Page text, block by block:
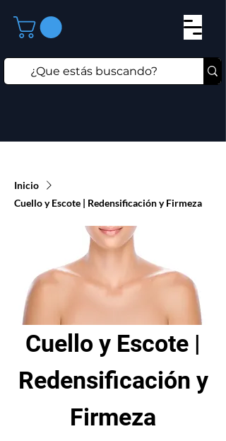
Inicio
Cuello y Escote | Redensificación y Firmeza
Cuello y Escote |
Redensificación y
Firmeza